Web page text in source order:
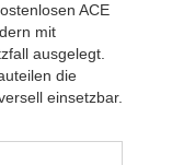
ACE
mit
ausgelegt.
die
einsetzbar.